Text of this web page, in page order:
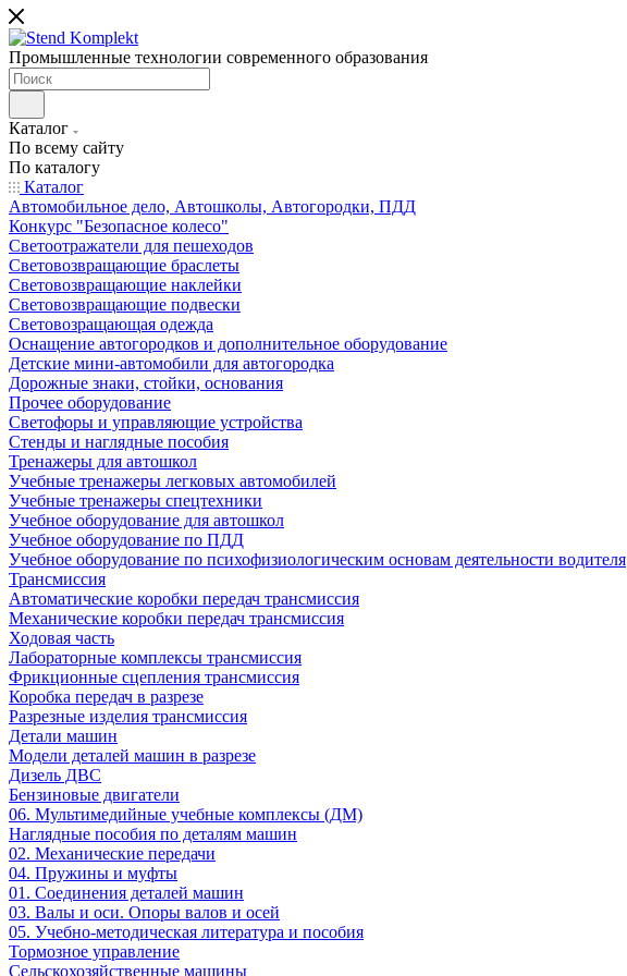
Промышленные технологии современного образования
Каталог
По всему сайту
По каталогу
Каталог
Автомобильное дело, Автошколы, Автогородки, ПДД
Конкурс "Безопасное колесо"
Светоотражатели для пешеходов
Световозвращающие браслеты
Световозвращающие наклейки
Световозвращающие подвески
Световозращающая одежда
Оснащение автогородков и дополнительное оборудование
Детские мини-автомобили для автогородка
Дорожные знаки, стойки, основания
Прочее оборудование
Светофоры и управляющие устройства
Стенды и наглядные пособия
Тренажеры для автошкол
Учебные тренажеры легковых автомобилей
Учебные тренажеры спецтехники
Учебное оборудование для автошкол
Учебное оборудование по ПДД
Учебное оборудование по психофизиологическим основам деятельности водителя
Трансмиссия
Автоматические коробки передач трансмиссия
Механические коробки передач трансмиссия
Ходовая часть
Лабораторные комплексы трансмиссия
Фрикционные сцепления трансмиссия
Коробка передач в разрезе
Разрезные изделия трансмиссия
Детали машин
Модели деталей машин в разрезе
Дизель ДВС
Бензиновые двигатели
06. Мультимедийные учебные комплексы (ДМ)
Наглядные пособия по деталям машин
02. Механические передачи
04. Пружины и муфты
01. Соединения деталей машин
03. Валы и оси. Опоры валов и осей
05. Учебно-методическая литература и пособия
Тормозное управление
Сельскохозяйственные машины